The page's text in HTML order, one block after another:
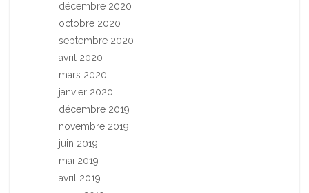
décembre 2020
octobre 2020
septembre 2020
avril 2020
mars 2020
janvier 2020
décembre 2019
novembre 2019
juin 2019
mai 2019
avril 2019